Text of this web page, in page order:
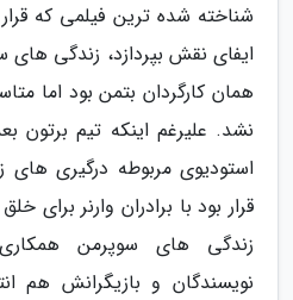
شناخته شده ترین فیلمی که
ایفای نقش بپردازد، زندگی های
همان کارگردان بتمن بود اما
نشد. علیرغم اینکه تیم برتون
استودیوی مربوطه درگیری های
قرار بود با برادران وارنر برای
زندگی های سوپرمن
نویسندگان و بازیگرانش هم